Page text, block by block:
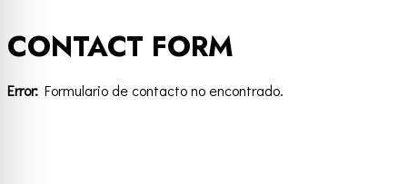
CONTACT FORM
Error: Formulario de contacto no encontrado.